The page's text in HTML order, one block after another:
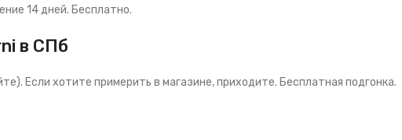
14 дней. Бесплатно.
в СПб
Если хотите примерить в магазине, приходите. Бесплатная подгонка.